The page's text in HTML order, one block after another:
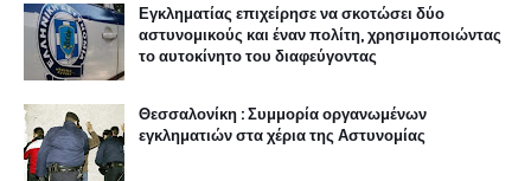
Εγκληματίας επιχείρησε να σκοτώσει δύο
αστυνομικούς και έναν πολίτη, χρησιμοποιώντας
το αυτοκίνητο του διαφεύγοντας
Θεσσαλονίκη : Συμμορία οργανωμένων
εγκληματιών στα χέρια της Αστυνομίας